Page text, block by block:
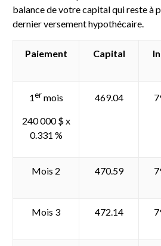
balance de votre capital qui reste à
dernier versement hypothécaire.
Paiement Capital
1ermois
240 000 $ x
0.331 %
469.04
Mois 2 470.59
Mois 3 472.14